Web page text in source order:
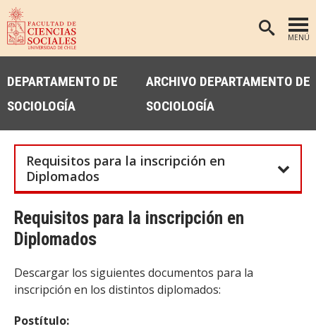
MENÚ
ANTROPOLOGÍA
EDUCACIÓN
PSICOLOGÍA
SOCIOLOGÍA
PREGRADO
POSTGRADO
INVESTIGACIÓN
PUBLICACIONES
BIBLIOTECA
ADMISIÓN
DEPARTAMENTO DE
SOCIOLOGÍA
ARCHIVO DEPARTAMENTO DE
SOCIOLOGÍA
Requisitos para la inscripción en
Diplomados
Requisitos para la inscripción en
Diplomados
Descargar los siguientes documentos para la
inscripción en los distintos diplomados:
Postítulo: